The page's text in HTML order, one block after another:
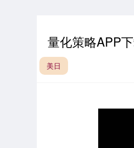
量化策略APP
美日